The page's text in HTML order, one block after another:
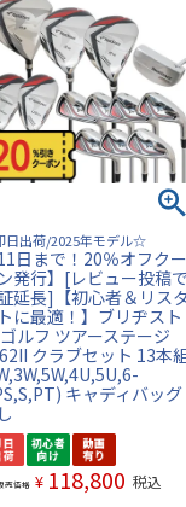
出荷/2025年モデル☆
11日まで！20％オフクー
発行】[レビュー投稿で
延長]【初心者＆リスタ
に最適！】ブリヂスト
ルフ ツアーステージ
クラブセット 13本
キャディバッグ
売価格 ¥ 118,800 税込